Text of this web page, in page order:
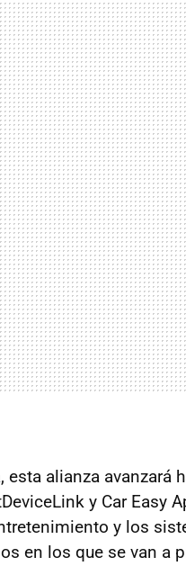
esta alianza
y Car Easy
y los
en los que se van a